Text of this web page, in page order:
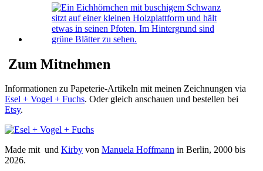
Zum Mitnehmen
Informationen zu Papeterie-Artikeln mit meinen Zeichnungen via
Esel + Vogel + Fuchs. Oder gleich anschauen und bestellen bei
Etsy.
Made mit und Kirby von Manuela Hoffmann in Berlin, 2000 bis
2026.